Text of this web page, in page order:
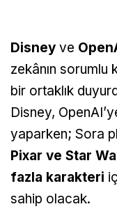
Disney ve
zekânın sorumlu
bir ortaklık
Disney,
yaparken; Sora
Pixar ve Star
fazla karakteri
sahip olacak.